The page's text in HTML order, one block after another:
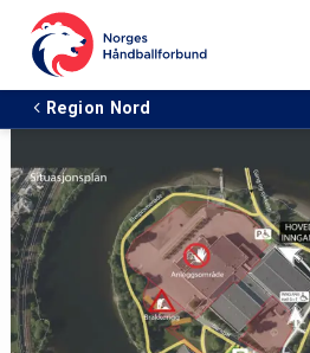
Region Nord